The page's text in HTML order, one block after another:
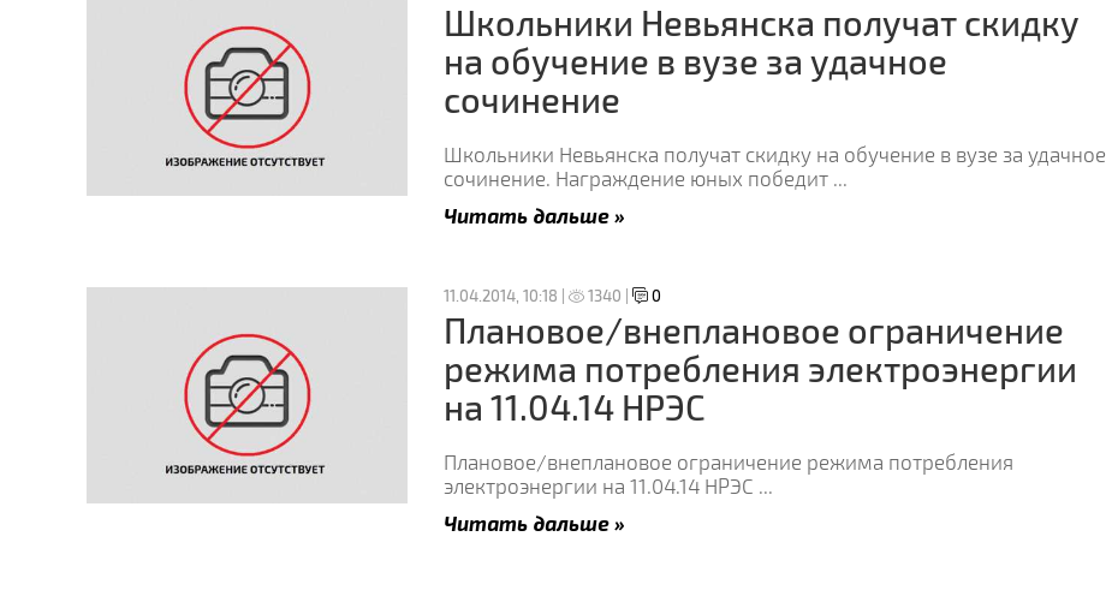
Школьники Невьянска получат скидку
на обучение в вузе за удачное
сочинение
Школьники Невьянска получат скидку на обучение в вузе за удачное
сочинение. Награждение юных победит ...
Читать дальше »
11.04.2014, 10:18 | 1340 | 0
Плановое/внеплановое ограничение
режима потребления электроэнергии
на 11.04.14 НРЭС
Плановое/внеплановое ограничение режима потребления
электроэнергии на 11.04.14 НРЭС ...
Читать дальше »